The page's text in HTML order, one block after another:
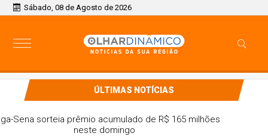
Sábado, 08 de Agosto de 2026
ÚLTIMAS NOTÍCIAS
Mega-Sena sorteia prêmio acumulado de R$ 165 milhões
neste domingo